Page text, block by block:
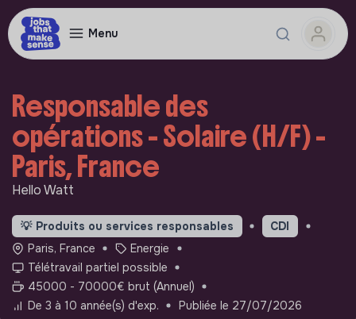
Menu
Responsable des
opérations - Solaire (H/F) -
Paris, France
Hello Watt
💡 Produits ou services responsables
CDI
Paris, France
Energie
Télétravail partiel possible
45000 - 70000€ brut (Annuel)
De 3 à 10 année(s) d'exp.
Publiée le 27/07/2026